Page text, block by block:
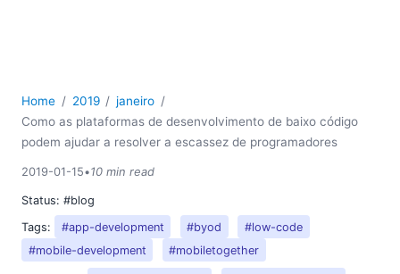
Home 2019
janeiro
Como as plataformas de desenvolvimento de baixo código
podem ajudar a resolver a escassez de programadores
2019-01-15•10 min read
Status: #blog
Tags:
#app-development #byod
#low-code
#mobile-development
#mobiletogether